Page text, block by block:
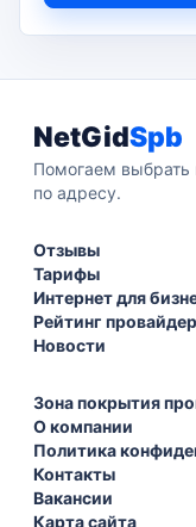
NetGidSpb
Помогаем выбрать
по адресу.
Отзывы
Тарифы
Интернет для
Рейтинг
Новости
Зона покрытия
О компании
Политика
Контакты
Вакансии
Карта сайта